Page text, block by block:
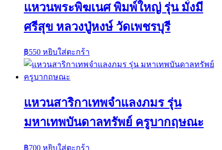
แหวนพระพิฆเนศ พิมพ์ใหญ่ รุ่น มั่งมี
ศรีสุข หลวงปู่หงษ์ วัดเพชรบุรี
฿550 หยิบใส่ตะกร้า
แหวนสาริกาเทพจำแลงภมร รุ่น
มหาเทพบันดาลทรัพย์ ครูบากฤษณะ
฿700 หยิบใส่ตะกร้า